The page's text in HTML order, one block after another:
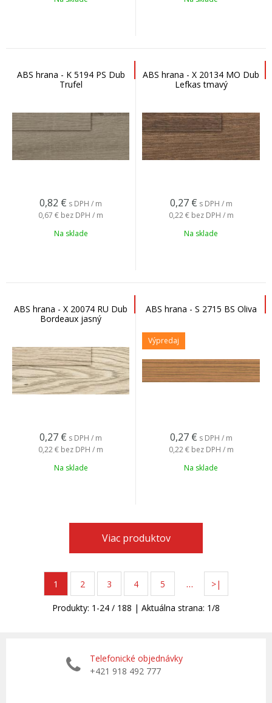
ABS hrana - K 5194 PS Dub
Trufel
0,82 € s DPH / m
0,67 € bez DPH / m
Na sklade
ABS hrana - X 20134 MO Dub
Lefkas tmavý
0,27 € s DPH / m
0,22 € bez DPH / m
Na sklade
ABS hrana - X 20074 RU Dub
Bordeaux jasný
0,27 € s DPH / m
0,22 € bez DPH / m
Na sklade
ABS hrana - S 2715 BS Oliva
Výpredaj
0,27 € s DPH / m
0,22 € bez DPH / m
Na sklade
Viac produktov
1 2 3 4 5 … >|
Produkty: 1 -24 / 188 | Aktuálna strana: 1/8
Telefonické objednávky
+421 918 492 777